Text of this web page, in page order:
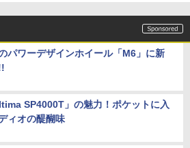
パワーデザインホイール「M6」に新
SP4000T」の魅力！ポケットに入
ィオの醍醐味